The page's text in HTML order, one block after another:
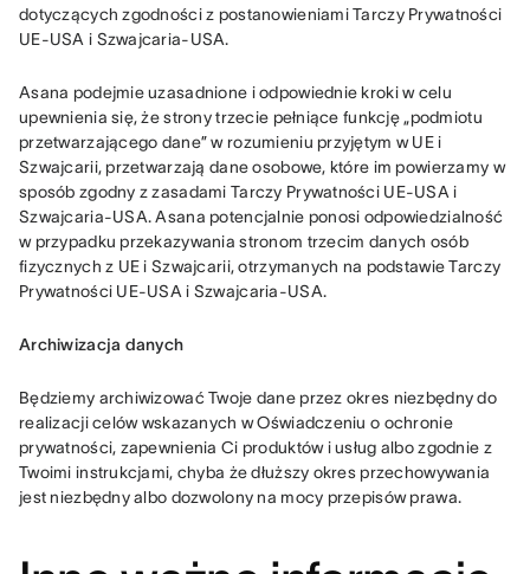
dotyczących zgodności z postanowieniami Tarczy Prywatności
UE-USA i Szwajcaria-USA.
Asana podejmie uzasadnione i odpowiednie kroki w celu
upewnienia się, że strony trzecie pełniące funkcję „podmiotu
przetwarzającego dane” w rozumieniu przyjętym w UE i
Szwajcarii, przetwarzają dane osobowe, które im powierzamy w
sposób zgodny z zasadami Tarczy Prywatności UE-USA i
Szwajcaria-USA. Asana potencjalnie ponosi odpowiedzialność
w przypadku przekazywania stronom trzecim danych osób
fizycznych z UE i Szwajcarii, otrzymanych na podstawie Tarczy
Prywatności UE-USA i Szwajcaria-USA.
Archiwizacja danych
Będziemy archiwizować Twoje dane przez okres niezbędny do
realizacji celów wskazanych w Oświadczeniu o ochronie
prywatności, zapewnienia Ci produktów i usług albo zgodnie z
Twoimi instrukcjami, chyba że dłuższy okres przechowywania
jest niezbędny albo dozwolony na mocy przepisów prawa.